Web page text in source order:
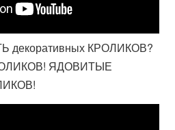
КРОЛИКОВ?
ЯДОВИТЫЕ